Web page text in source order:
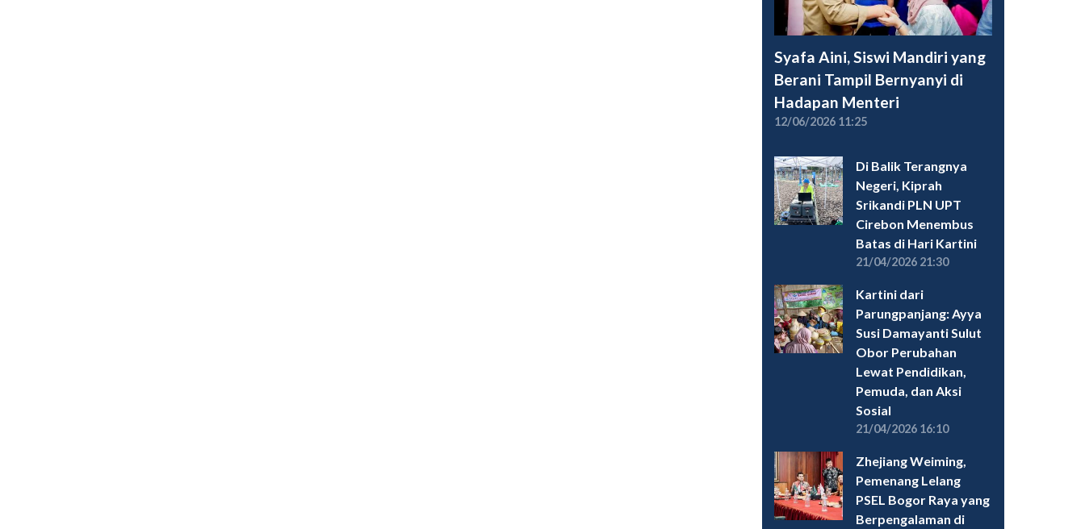
Syafa Aini, Siswi Mandiri yang
Berani Tampil Bernyanyi di
Hadapan Menteri
12/06/2026 11:25
Di Balik Terangnya
Negeri, Kiprah
Srikandi PLN UPT
Cirebon Menembus
Batas di Hari Kartini
21/04/2026 21:30
Kartini dari
Parungpanjang: Ayya
Susi Damayanti Sulut
Obor Perubahan
Lewat Pendidikan,
Pemuda, dan Aksi
Sosial
21/04/2026 16:10
Zhejiang Weiming,
Pemenang Lelang
PSEL Bogor Raya yang
Berpengalaman di